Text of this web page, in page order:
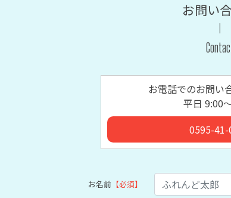
お問い
お電話でのお問い
平日 9:00
0595-41-
お名前 【必須】